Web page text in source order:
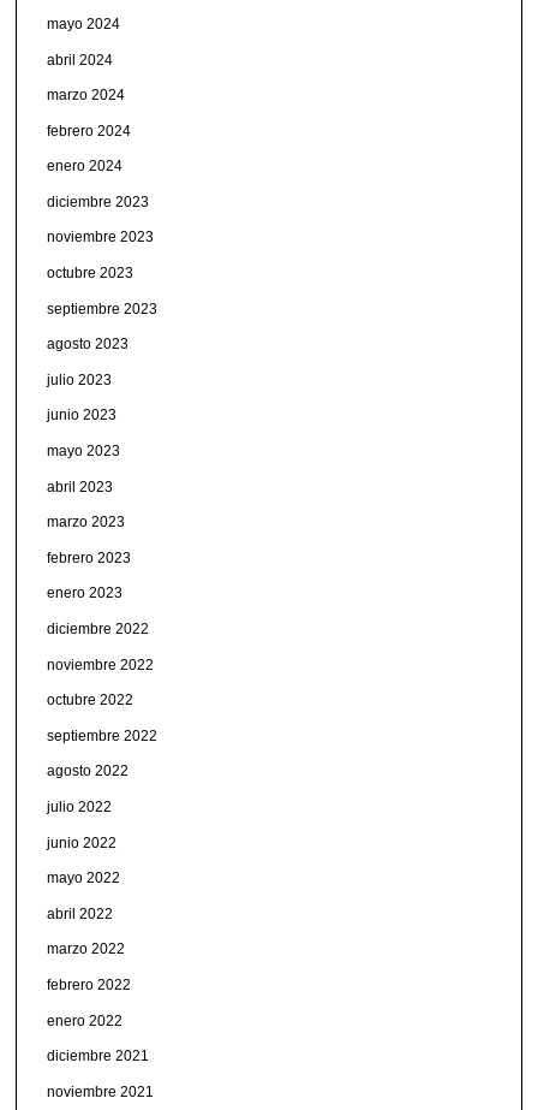
mayo 2024
abril 2024
marzo 2024
febrero 2024
enero 2024
diciembre 2023
noviembre 2023
octubre 2023
septiembre 2023
agosto 2023
julio 2023
junio 2023
mayo 2023
abril 2023
marzo 2023
febrero 2023
enero 2023
diciembre 2022
noviembre 2022
octubre 2022
septiembre 2022
agosto 2022
julio 2022
junio 2022
mayo 2022
abril 2022
marzo 2022
febrero 2022
enero 2022
diciembre 2021
noviembre 2021